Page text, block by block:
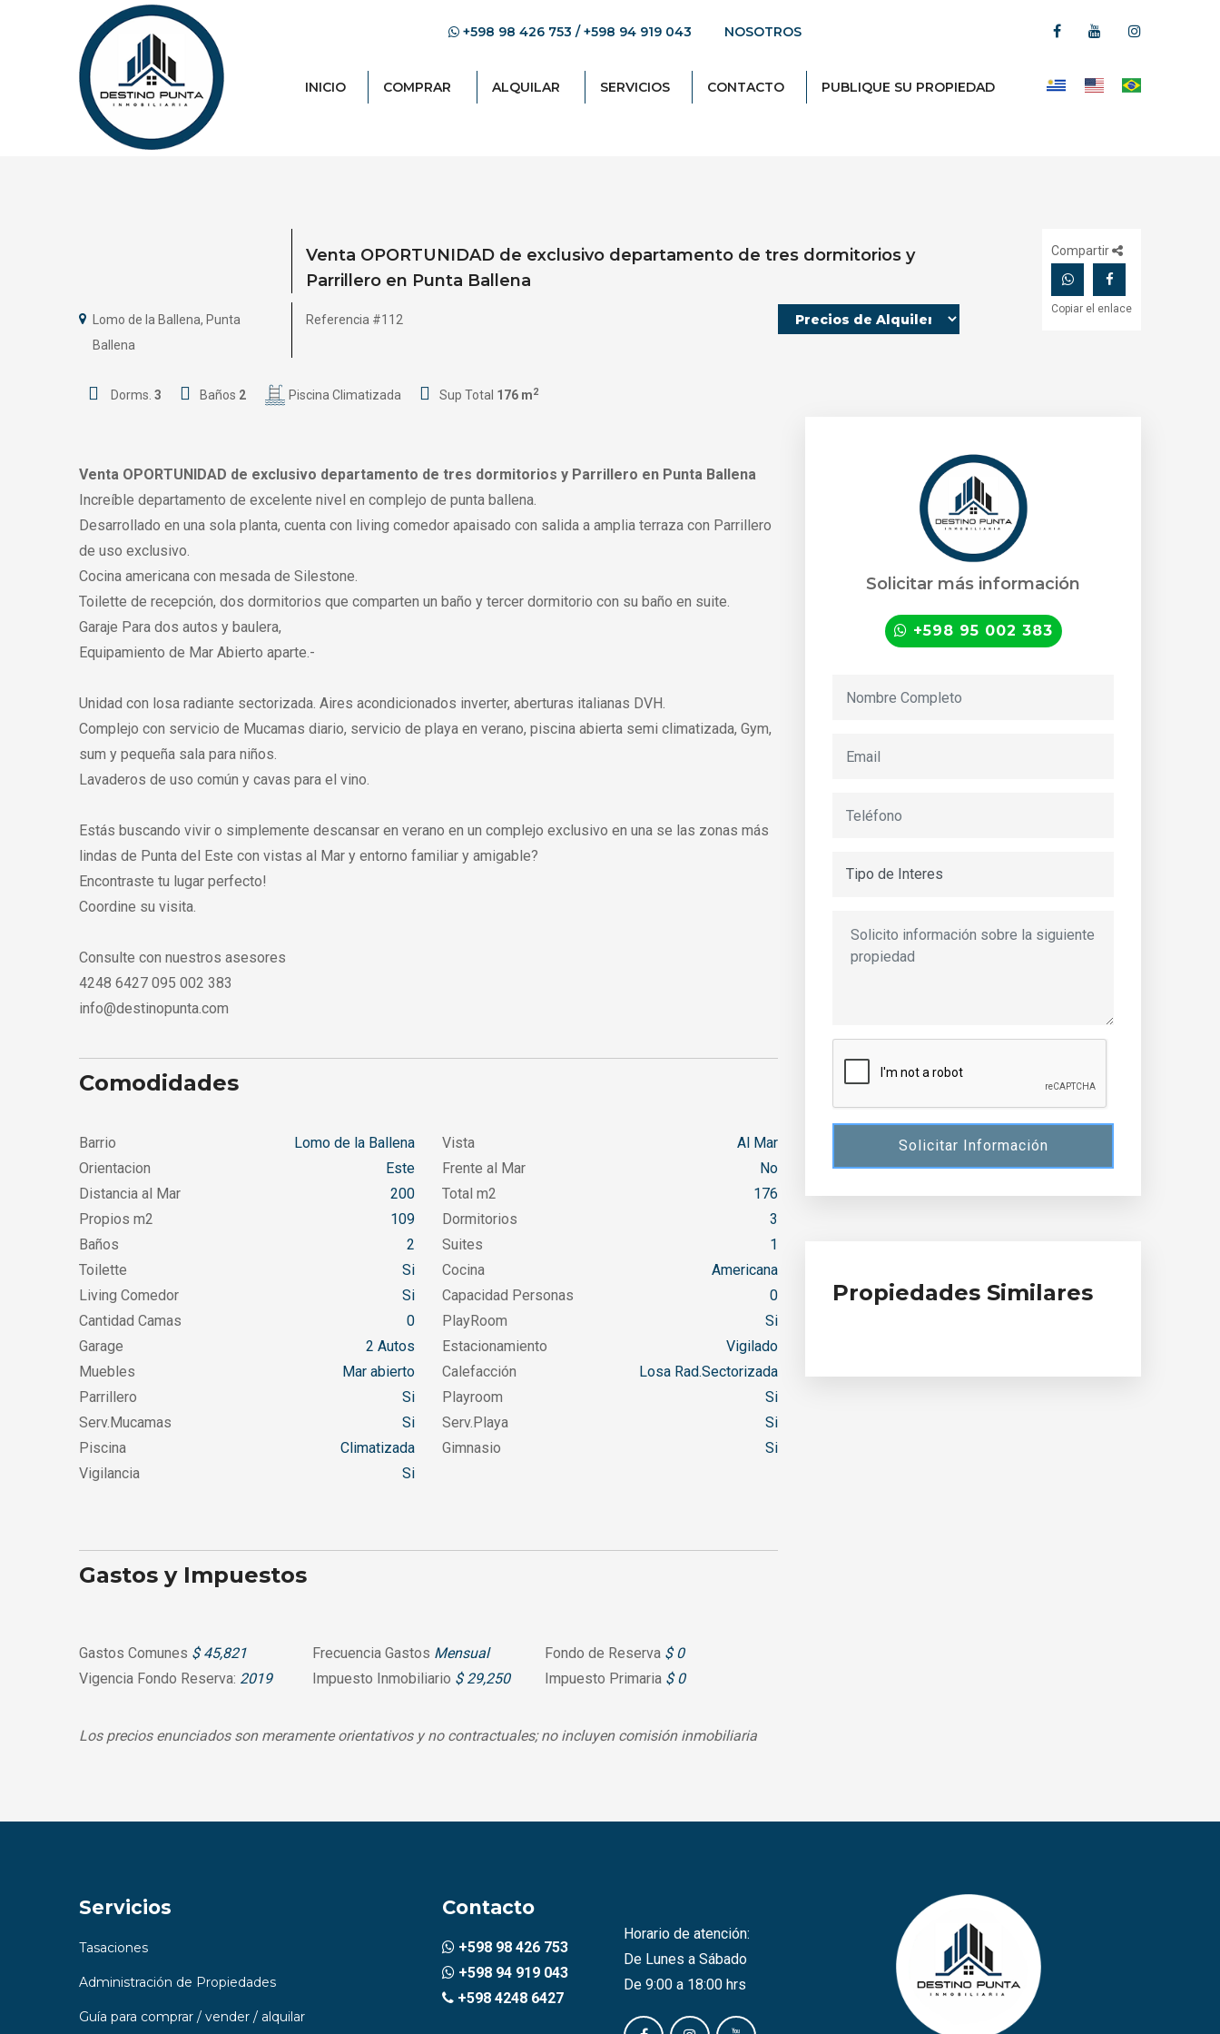
+598 98 426 753 / +598 94 919 043 NOSOTROS
INICIO COMPRAR ALQUILAR SERVICIOS CONTACTO PUBLIQUE SU PROPIEDAD
Venta OPORTUNIDAD de exclusivo departamento de tres dormitorios y
Parrillero en Punta Ballena
Lomo de la Ballena, Punta
Ballena
Referencia #112
Dorms. 3 Baños 2 Piscina Climatizada Sup Total 176 m2
Compartir
Copiar el enlace
Venta OPORTUNIDAD de exclusivo departamento de tres dormitorios y Parrillero en Punta Ballena
Increíble departamento de excelente nivel en complejo de punta ballena.
Desarrollado en una sola planta, cuenta con living comedor apaisado con salida a amplia terraza con Parrillero
de uso exclusivo.
Cocina americana con mesada de Silestone.
Toilette de recepción, dos dormitorios que comparten un baño y tercer dormitorio con su baño en suite.
Garaje Para dos autos y baulera,
Equipamiento de Mar Abierto aparte.-
Unidad con losa radiante sectorizada. Aires acondicionados inverter, aberturas italianas DVH.
Complejo con servicio de Mucamas diario, servicio de playa en verano, piscina abierta semi climatizada, Gym,
sum y pequeña sala para niños.
Lavaderos de uso común y cavas para el vino.
Estás buscando vivir o simplemente descansar en verano en un complejo exclusivo en una se las zonas más
lindas de Punta del Este con vistas al Mar y entorno familiar y amigable?
Encontraste tu lugar perfecto!
Coordine su visita.
Consulte con nuestros asesores
4248 6427 095 002 383
info@destinopunta.com
Comodidades
Barrio Lomo de la Ballena Vista
Al Mar
Orientacion
Este Frente al Mar
No
Distancia al Mar
200 Total m2
176
Propios m2
109 Dormitorios
3
Baños
2 Suites
1
Toilette
Si Cocina
Americana
Living Comedor
Si Capacidad Personas
0
Cantidad Camas
0 PlayRoom
Si
Garage
2 Autos Estacionamiento
Vigilado
Muebles
Mar abierto Calefacción
Losa Rad.Sectorizada
Parrillero
Si Playroom
Si
Serv.Mucamas
Si Serv.Playa
Si
Piscina
Climatizada Gimnasio
Si
Vigilancia
Si
Gastos y Impuestos
Gastos Comunes $ 45,821 Frecuencia Gastos Mensual Fondo de Reserva $ 0
Vigencia Fondo Reserva: 2019 Impuesto Inmobiliario $ 29,250 Impuesto Primaria $ 0
Los precios enunciados son meramente orientativos y no contractuales; no incluyen comisión inmobiliaria
Solicitar más información
+598 95 002 383
Solicitar Información
Propiedades Similares
Servicios
Tasaciones
Administración de Propiedades
Guía para comprar / vender / alquilar
Contacto
+598 98 426 753
+598 94 919 043
+598 4248 6427
Horario de atención:
De Lunes a Sábado
De 9:00 a 18:00 hrs